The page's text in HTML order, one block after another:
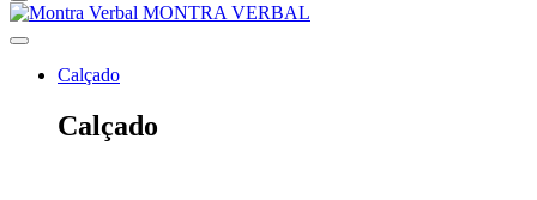
MONTRA VERBAL
Calçado
Calçado